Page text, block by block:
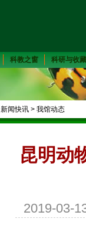
科教之窗 科研与收藏
新闻快讯 > 我馆动态
昆明动
2019-03-